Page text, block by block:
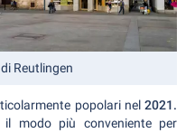
Reutlingen
popolari nel 2021.
il modo più conveniente per